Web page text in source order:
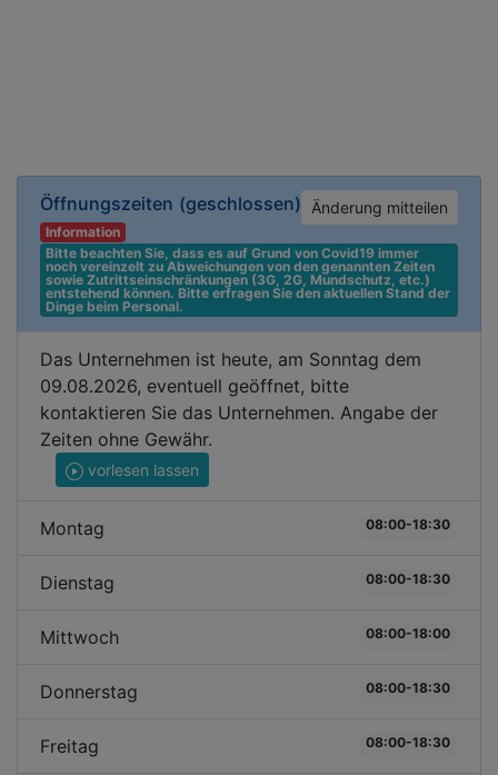
Öffnungszeiten (geschlossen) Änderung mitteilen
Information
Bitte beachten Sie, dass es auf Grund von Covid19 immer
noch vereinzelt zu Abweichungen von den genannten Zeiten
sowie Zutrittseinschränkungen (3G, 2G, Mundschutz, etc.)
entstehend können. Bitte erfragen Sie den aktuellen Stand der
Dinge beim Personal.
Das Unternehmen ist heute, am Sonntag dem
09.08.2026, eventuell geöffnet, bitte
kontaktieren Sie das Unternehmen. Angabe der
Zeiten ohne Gewähr.
vorlesen lassen
Montag 08:00-18:30
Dienstag 08:00-18:30
Mittwoch 08:00-18:00
Donnerstag 08:00-18:30
Freitag 08:00-18:30